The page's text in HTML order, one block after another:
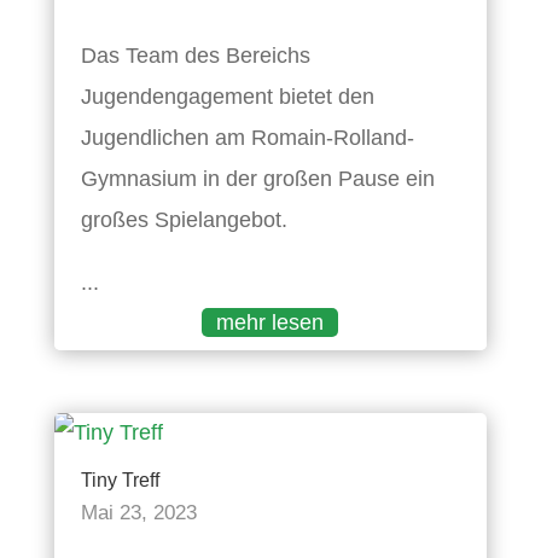
Das Team des Bereichs
Jugendengagement bietet den
Jugendlichen am Romain-Rolland-
Gymnasium in der großen Pause ein
großes Spielangebot.
...
mehr lesen
Tiny Treff
Mai 23, 2023